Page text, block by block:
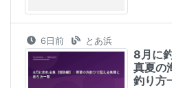
6日前 とあ浜
8月に
真夏の
釣り方